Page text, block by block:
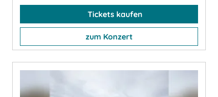
Tickets kaufen
zum Konzert